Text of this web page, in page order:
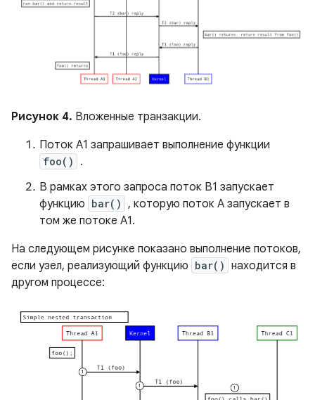
Рисунок 4. Вложенные транзакции.
Поток A1 запрашивает выполнение функции
foo()
.
В рамках этого запроса поток B1 запускает
функцию bar()
, которую поток A запускает в
том же потоке A1.
На следующем рисунке показано выполнение потоков,
если узел, реализующий функцию bar() находится в
другом процессе: